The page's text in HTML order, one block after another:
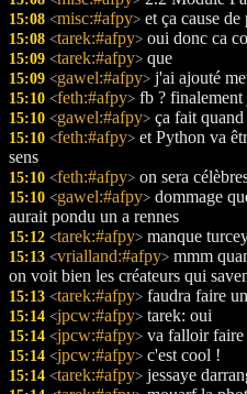
15:08 <misc:#afpy> et ça cause
15:08 <tarek:#afpy> oui donc ca
15:09 <tarek:#afpy> que
15:09 <gawel:#afpy> j'ai ajouté
15:10 <feth:#afpy> fb ? finalement
15:10 <gawel:#afpy> ça fait quand
15:10 <feth:#afpy> et Python va
sens
15:10 <feth:#afpy> on sera
15:10 <gawel:#afpy> dommage
aurait pondu un a rennes
15:12 <tarek:#afpy> manque
15:13 <vrialland:#afpy> mmm
on voit bien les créateurs qui
15:13 <tarek:#afpy> faudra faire
15:14 <jpcw:#afpy> tarek: oui
15:14 <jpcw:#afpy> va falloir faire
15:14 <jpcw:#afpy> c'est cool !
15:14 <tarek:#afpy> jessaye